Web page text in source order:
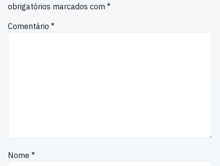
obrigatórios marcados com *
Comentário *
Nome *